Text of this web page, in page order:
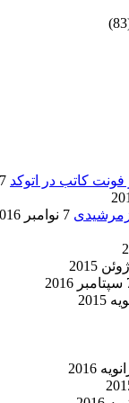
فونت کاتب در اتوکد 7 آگوست 2017
7 نوامبر 2016